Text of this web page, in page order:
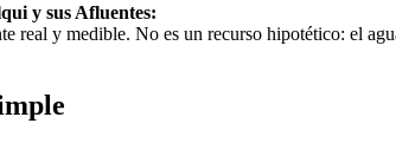
y sus Afluentes:
real y medible. No es un recurso hipotético: el